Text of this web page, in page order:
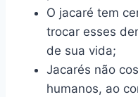
O jacaré tem
trocar esses
de sua vida;
Jacarés não
humanos, ao